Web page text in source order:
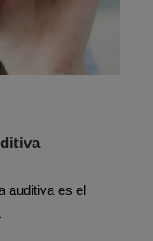
auditiva es el